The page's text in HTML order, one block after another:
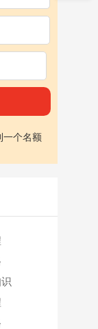
个名额
一个名额
个名额
个名额
个名额
个名额
个名额
个名额